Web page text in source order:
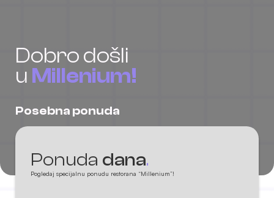
Dobro došli
u Millenium!
Posebna ponuda
Ponuda dana.
Pogledaj specijalnu ponudu restorana “Millenium”!